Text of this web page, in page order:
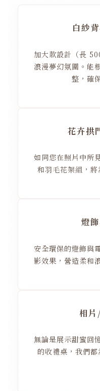
白紗
加大款設計（長
浪漫夢幻氛圍。能
整，確
花卉拱
如同您在照片中所
和羽毛花架組，將
燈
安全環保的燈飾與
影效果，營造柔和
相片
無論是展示甜蜜回
的收禮桌，我們